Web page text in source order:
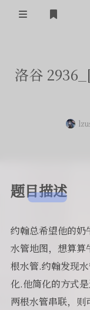
留言板
关于
洛谷
题目描述
约翰总希望他的奶
水管地图，想算
根水管.约翰发现
化.他简化的方式是
两根水管串联，